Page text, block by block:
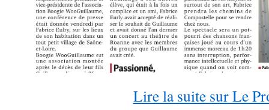
Lire la suite sur Le